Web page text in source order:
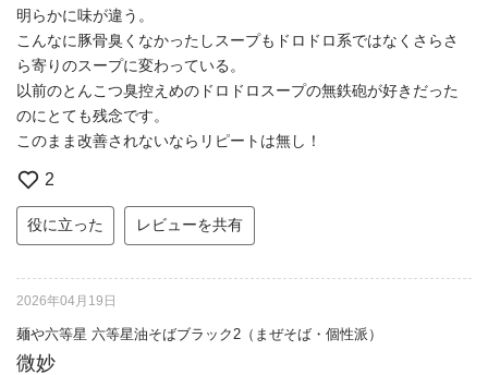
明らかに味が違う。
こんなに豚骨臭くなかったしスープもドロドロ系ではなくさらさ
ら寄りのスープに変わっている。
以前のとんこつ臭控えめのドロドロスープの無鉄砲が好きだった
のにとても残念です。
このまま改善されないならリピートは無し！
2
役に立った レビューを共有
2026年04月19日
麺や六等星 六等星油そばブラック2（まぜそば・個性派）
微妙